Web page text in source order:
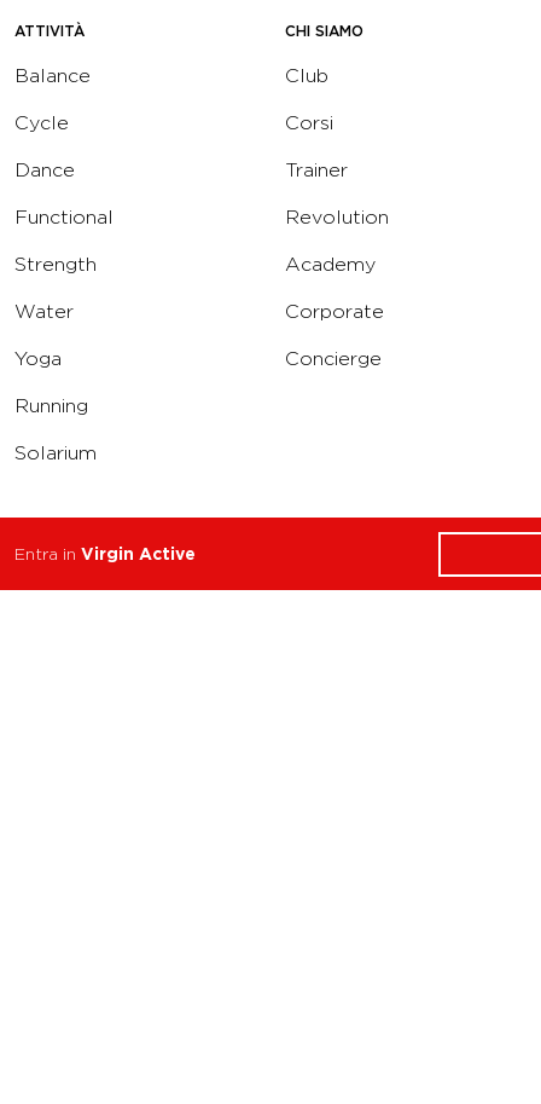
ATTIVITÀ
Balance
Cycle
Dance
Functional
Strength
Water
Yoga
Running
Solarium
CHI SIAMO
Club
Corsi
Trainer
Revolution
Academy
Corporate
Concierge
Entra in Virgin Active